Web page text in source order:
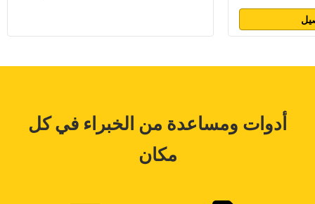
أدوات ومساعدة من الخبراء في كل
مكان